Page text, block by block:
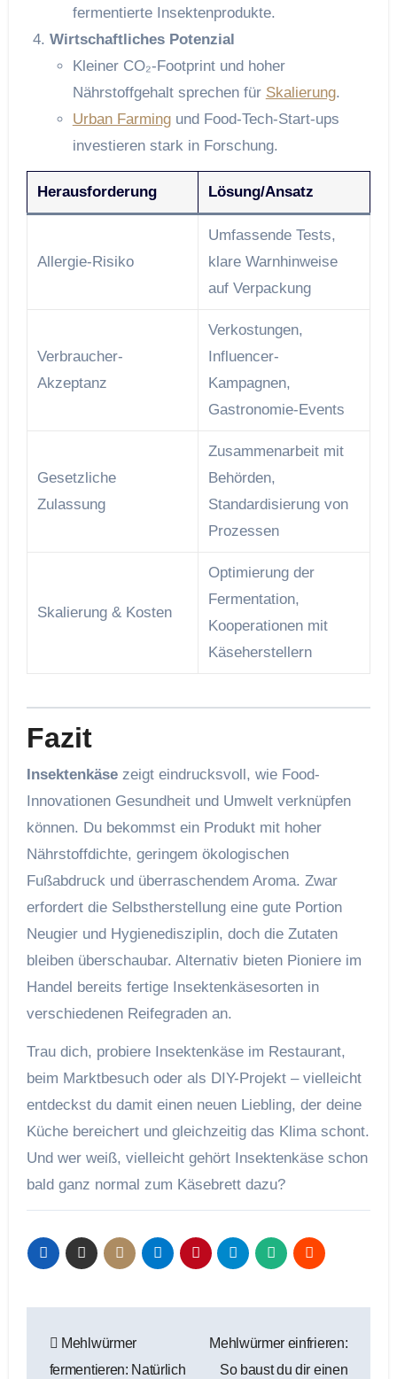
fermentierte Insektenprodukte.
Wirtschaftliches Potenzial
Kleiner CO₂-Footprint und hoher
Nährstoffgehalt sprechen für Skalierung.
Urban Farmingund Food-Tech-Start-ups
investieren stark in Forschung.
Herausforderung Lösung/Ansatz
Allergie-Risiko
Umfassende Tests,
klare Warnhinweise
auf Verpackung
Verbraucher-
Akzeptanz
Verkostungen,
Influencer-
Kampagnen,
Gastronomie-Events
Gesetzliche
Zulassung
Zusammenarbeit mit
Behörden,
Standardisierung von
Prozessen
Skalierung & Kosten
Optimierung der
Fermentation,
Kooperationen mit
Käseherstellern
Fazit
Insektenkäsezeigt eindrucksvoll, wie Food-
Innovationen Gesundheit und Umwelt verknüpfen
können. Du bekommst ein Produkt mit hoher
Nährstoffdichte, geringem ökologischen
Fußabdruck und überraschendem Aroma. Zwar
erfordert die Selbstherstellung eine gute Portion
Neugier und Hygienedisziplin, doch die Zutaten
bleiben überschaubar. Alternativ bieten Pioniere im
Handel bereits fertige Insektenkäsesorten in
verschiedenen Reifegraden an.
Trau dich, probiere Insektenkäse im Restaurant,
beim Marktbesuch oder als DIY-Projekt – vielleicht
entdeckst du damit einen neuen Liebling, der deine
Küche bereichert und gleichzeitig das Klima schont.
Und wer weiß, vielleicht gehört Insektenkäse schon
bald ganz normal zum Käsebrett dazu?
Mehlwürmer
fermentieren: Natürlich
Mehlwürmer einfrieren:
So baust du dir einen